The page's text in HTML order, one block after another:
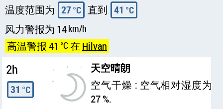
温度范围为 27°C 直到 41 °C
风力警报为 14km/h
高温警报 41 °C在 Hilvan
2h
31 °C
天空晴朗
空气干燥 : 空气相对湿度为
27 %.